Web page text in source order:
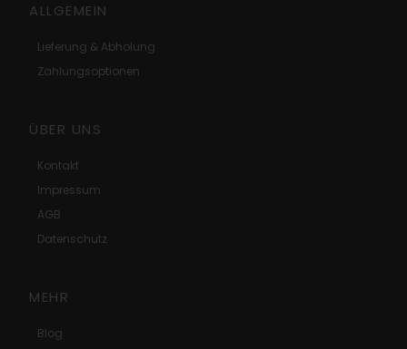
ALLGEMEIN
Lieferung & Abholung
Zahlungsoptionen
ÜBER UNS
Kontakt
Impressum
AGB
Datenschutz
MEHR
Blog